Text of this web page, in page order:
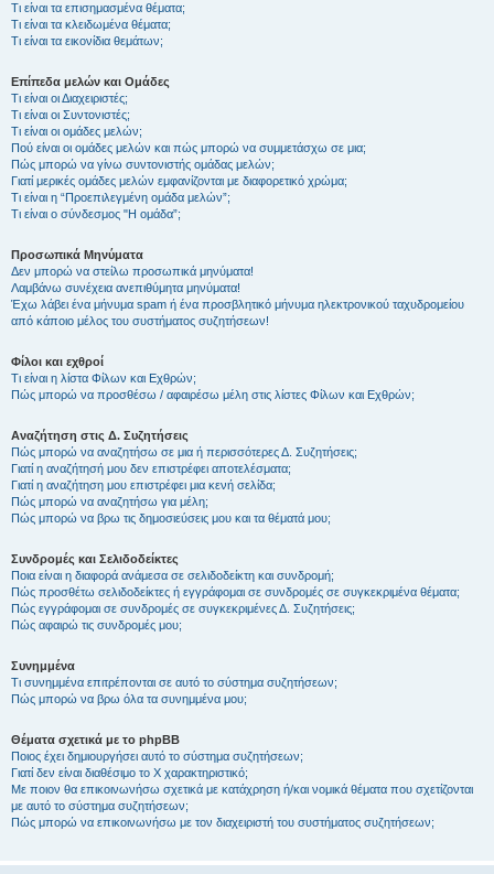
Τι είναι τα επισημασμένα θέματα;
Τι είναι τα κλειδωμένα θέματα;
Τι είναι τα εικονίδια θεμάτων;
Επίπεδα μελών και Ομάδες
Τι είναι οι Διαχειριστές;
Τι είναι οι Συντονιστές;
Τι είναι οι ομάδες μελών;
Πού είναι οι ομάδες μελών και πώς μπορώ να συμμετάσχω σε μια;
Πώς μπορώ να γίνω συντονιστής ομάδας μελών;
Γιατί μερικές ομάδες μελών εμφανίζονται με διαφορετικό χρώμα;
Τι είναι η “Προεπιλεγμένη ομάδα μελών”;
Τι είναι ο σύνδεσμος "Η ομάδα”;
Προσωπικά Μηνύματα
Δεν μπορώ να στείλω προσωπικά μηνύματα!
Λαμβάνω συνέχεια ανεπιθύμητα μηνύματα!
Έχω λάβει ένα μήνυμα spam ή ένα προσβλητικό μήνυμα ηλεκτρονικού ταχυδρομείου
από κάποιο μέλος του συστήματος συζητήσεων!
Φίλοι και εχθροί
Τι είναι η λίστα Φίλων και Εχθρών;
Πώς μπορώ να προσθέσω / αφαιρέσω μέλη στις λίστες Φίλων και Εχθρών;
Αναζήτηση στις Δ. Συζητήσεις
Πώς μπορώ να αναζητήσω σε μια ή περισσότερες Δ. Συζητήσεις;
Γιατί η αναζήτησή μου δεν επιστρέφει αποτελέσματα;
Γιατί η αναζήτηση μου επιστρέφει μια κενή σελίδα;
Πώς μπορώ να αναζητήσω για μέλη;
Πώς μπορώ να βρω τις δημοσιεύσεις μου και τα θέματά μου;
Συνδρομές και Σελιδοδείκτες
Ποια είναι η διαφορά ανάμεσα σε σελιδοδείκτη και συνδρομή;
Πώς προσθέτω σελιδοδείκτες ή εγγράφομαι σε συνδρομές σε συγκεκριμένα θέματα;
Πώς εγγράφομαι σε συνδρομές σε συγκεκριμένες Δ. Συζητήσεις;
Πώς αφαιρώ τις συνδρομές μου;
Συνημμένα
Τι συνημμένα επιτρέπονται σε αυτό το σύστημα συζητήσεων;
Πώς μπορώ να βρω όλα τα συνημμένα μου;
Θέματα σχετικά με το phpBB
Ποιος έχει δημιουργήσει αυτό το σύστημα συζητήσεων;
Γιατί δεν είναι διαθέσιμο το Χ χαρακτηριστικό;
Με ποιον θα επικοινωνήσω σχετικά με κατάχρηση ή/και νομικά θέματα που σχετίζονται
με αυτό το σύστημα συζητήσεων;
Πώς μπορώ να επικοινωνήσω με τον διαχειριστή του συστήματος συζητήσεων;